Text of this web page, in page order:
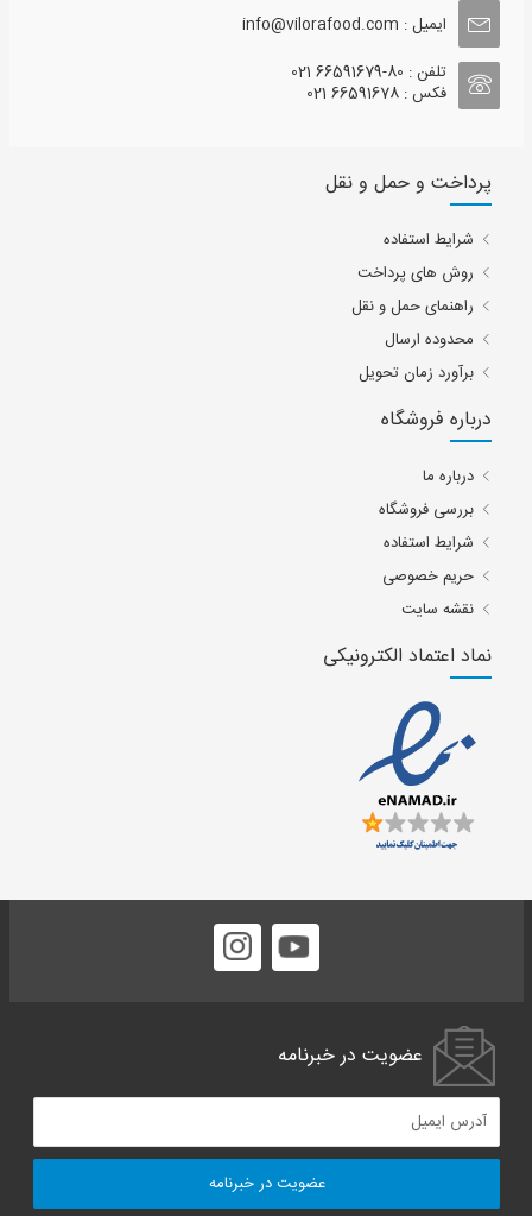
ایمیل : info@vilorafood.com
تلفن : 80-66591679 021
فکس : 66591678 021
پرداخت و حمل و نقل
شرایط استفاده
روش های پرداخت
راهنمای حمل و نقل
محدوده ارسال
برآورد زمان تحویل
درباره فروشگاه
درباره ما
بررسی فروشگاه
شرایط استفاده
حریم خصوصی
نقشه سایت
نماد اعتماد الکترونیکی
عضویت درخبرنامه
عضویت در خبرنامه